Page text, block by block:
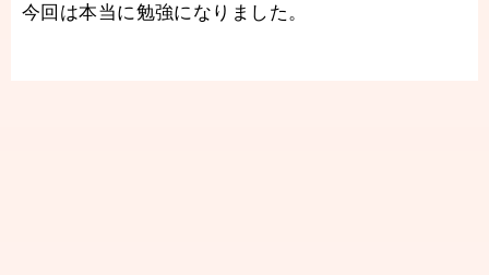
今回は本当に勉強になりました。